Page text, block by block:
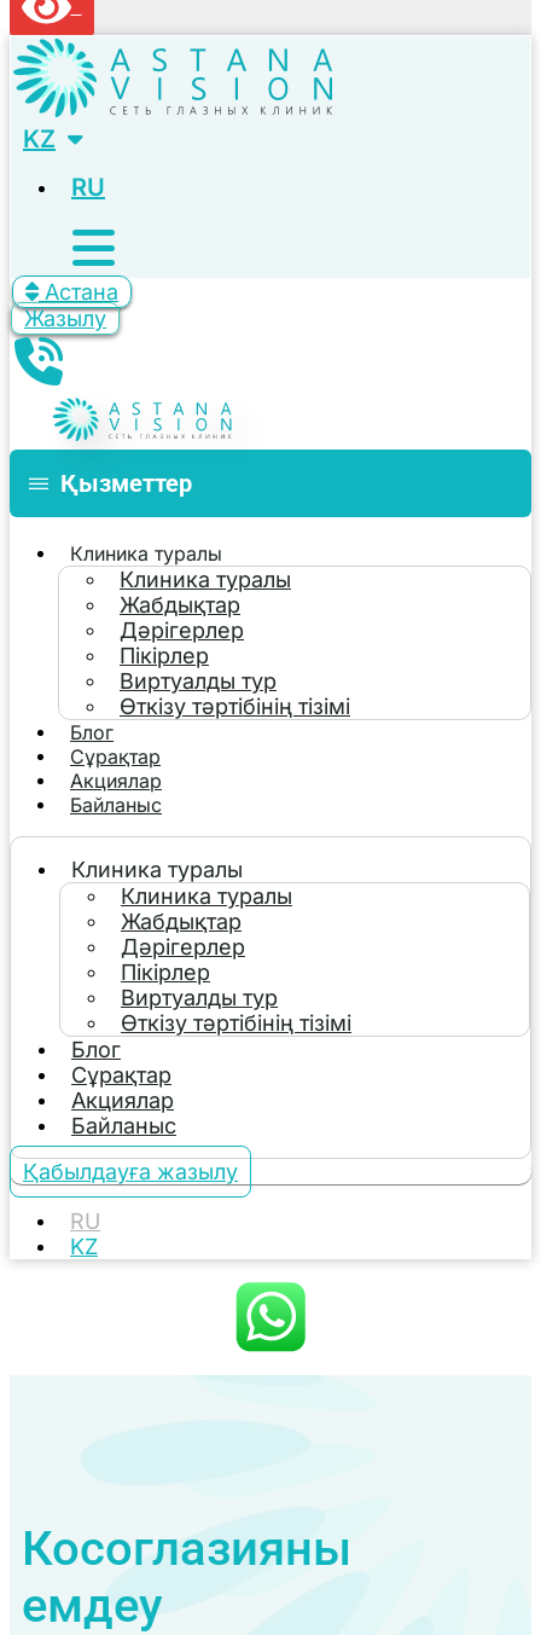
KZ
RU
Астана
Жазылу
Қызметтер
Клиника туралы
Клиника туралы
Жабдықтар
Дәрігерлер
Пікірлер
Виртуалды тур
Өткізу тәртібінің тізімі
Блог
Сұрақтар
Акциялар
Байланыс
Клиника туралы
Клиника туралы
Жабдықтар
Дәрігерлер
Пікірлер
Виртуалды тур
Өткізу тәртібінің тізімі
Блог
Сұрақтар
Акциялар
Байланыс
Қабылдауға жазылу
RU
KZ
Косоглазияны
емдеу